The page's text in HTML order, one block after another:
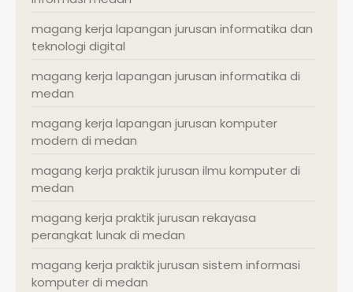
magang kerja lapangan jurusan informatika dan
teknologi digital
magang kerja lapangan jurusan informatika di
medan
magang kerja lapangan jurusan komputer
modern di medan
magang kerja praktik jurusan ilmu komputer di
medan
magang kerja praktik jurusan rekayasa
perangkat lunak di medan
magang kerja praktik jurusan sistem informasi
komputer di medan